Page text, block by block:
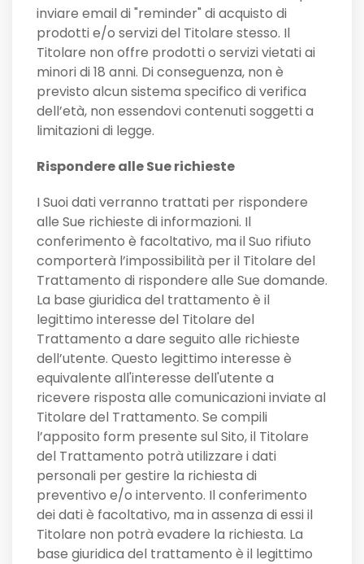
inviare email di "reminder" di acquisto di
prodotti e/o servizi del Titolare stesso. Il
Titolare non offre prodotti o servizi vietati ai
minori di 18 anni. Di conseguenza, non è
previsto alcun sistema specifico di verifica
dell’età, non essendovi contenuti soggetti a
limitazioni di legge.
Rispondere alle Sue richieste
I Suoi dati verranno trattati per rispondere
alle Sue richieste di informazioni. Il
conferimento è facoltativo, ma il Suo rifiuto
comporterà l’impossibilità per il Titolare del
Trattamento di rispondere alle Sue domande.
La base giuridica del trattamento è il
legittimo interesse del Titolare del
Trattamento a dare seguito alle richieste
dell’utente. Questo legittimo interesse è
equivalente all'interesse dell'utente a
ricevere risposta alle comunicazioni inviate al
Titolare del Trattamento. Se compili
l’apposito form presente sul Sito, il Titolare
del Trattamento potrà utilizzare i dati
personali per gestire la richiesta di
preventivo e/o intervento. Il conferimento
dei dati è facoltativo, ma in assenza di essi il
Titolare non potrà evadere la richiesta. La
base giuridica del trattamento è il legittimo